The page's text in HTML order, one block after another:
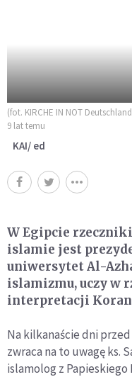
(fot. KIRCHE IN NOT
9 lat temu
KAI/ ed
W Egipcie
islamie jest
uniwersytet Al-
islamizmu, uczy w
interpretacji
Na kilkanaście dni
zwraca na to uwagę ks.
islamolog z